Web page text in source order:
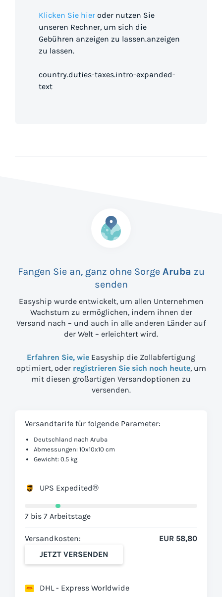
Klicken Sie hier oder nutzen Sie
unseren Rechner, um sich die
Gebühren anzeigen zu lassen.anzeigen
zu lassen.
country.duties-taxes.intro-expanded-
text
Fangen Sie an, ganz ohne Sorge Aruba zu
senden
Easyship wurde entwickelt, um allen Unternehmen
Wachstum zu ermöglichen, indem ihnen der
Versand nach – und auch in alle anderen Länder auf
der Welt – erleichtert wird.
Erfahren Sie, wie Easyship die Zollabfertigung
optimiert, oder registrieren Sie sich noch heute, um
mit diesen großartigen Versandoptionen zu
versenden.
Versandtarife für folgende Parameter:
Deutschland nach Aruba
Abmessungen: 10x10x10 cm
Gewicht: 0.5 kg
UPS Expedited®
7 bis 7 Arbeitstage
Versandkosten:
EUR 58,80
JETZT VERSENDEN
DHL - Express Worldwide